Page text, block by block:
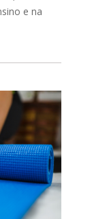
e na